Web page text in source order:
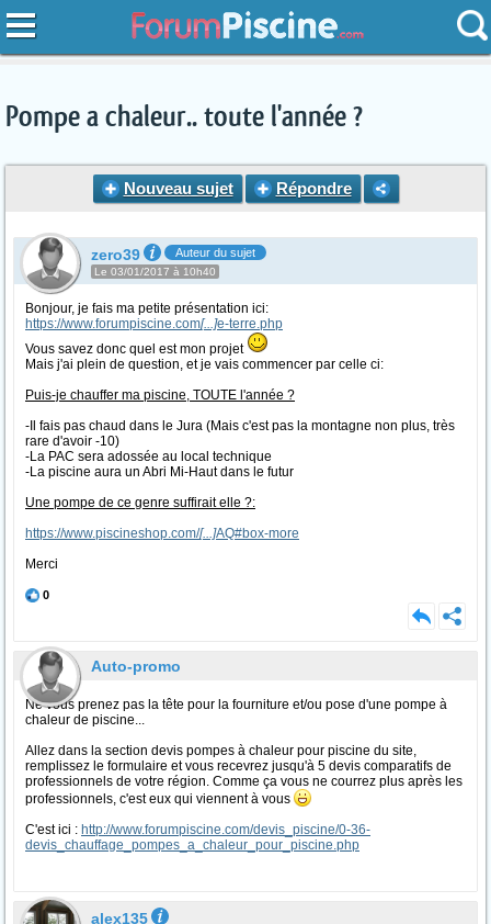
Pompe a chaleur.. toute l'année ?
Nouveau sujet Répondre
zero39 Auteur du sujet
Le 03/01/2017 à 10h40
Bonjour, je fais ma petite présentation ici:
https://www.forumpiscine.com[...]e-terre.php
Vous savez donc quel est mon projet
Mais j'ai plein de question, et je vais commencer par celle ci:
Puis-je chauffer ma piscine, TOUTE l'année ?
-Il fais pas chaud dans le Jura (Mais c'est pas la montagne non plus, très
rare d'avoir -10)
-La PAC sera adossée au local technique
-La piscine aura un Abri Mi-Haut dans le futur
Une pompe de ce genre suffirait elle ?:
https://www.piscineshop.com/[...]AQ#box-more
Merci
0
Auto-promo
Ne vous prenez pas la tête pour la fourniture et/ou pose d'une pompe à
chaleur de piscine...
Allez dans la section devis pompes à chaleur pour piscine du site,
remplissez le formulaire et vous recevrez jusqu'à 5 devis comparatifs de
professionnels de votre région. Comme ça vous ne courrez plus après les
professionnels, c'est eux qui viennent à vous
C'est ici : http://www.forumpiscine.com/devis_piscine/0-36-
devis_chauffage_pompes_a_chaleur_pour_piscine.php
alex135